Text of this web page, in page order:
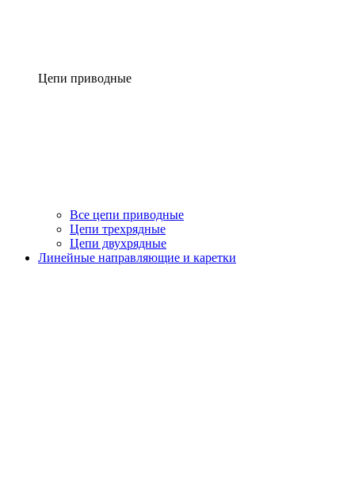
Цепи приводные
Все цепи приводные
Цепи трехрядные
Цепи двухрядные
Линейные направляющие и каретки